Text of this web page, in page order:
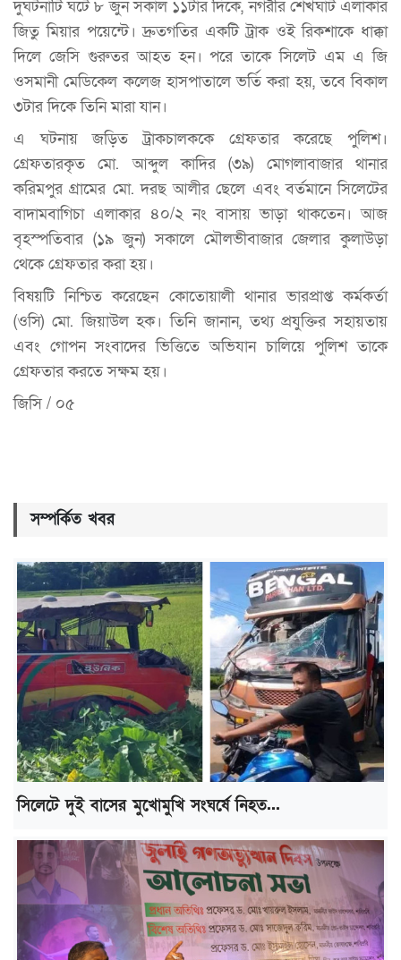
দুর্ঘটনাটি ঘটে ৮ জুন সকাল ১১টার দিকে, নগরীর শেখঘাট এলাকার
জিতু মিয়ার পয়েন্টে। দ্রুতগতির একটি ট্রাক ওই রিকশাকে ধাক্কা
দিলে জেসি গুরুতর আহত হন। পরে তাকে সিলেট এম এ জি
ওসমানী মেডিকেল কলেজ হাসপাতালে ভর্তি করা হয়, তবে বিকাল
৩টার দিকে তিনি মারা যান।
এ ঘটনায় জড়িত ট্রাকচালককে গ্রেফতার করেছে পুলিশ।
গ্রেফতারকৃত মো. আব্দুল কাদির (৩৯) মোগলাবাজার থানার
করিমপুর গ্রামের মো. দরছ আলীর ছেলে এবং বর্তমানে সিলেটের
বাদামবাগিচা এলাকার ৪০/২ নং বাসায় ভাড়া থাকতেন। আজ
বৃহস্পতিবার (১৯ জুন) সকালে মৌলভীবাজার জেলার কুলাউড়া
থেকে গ্রেফতার করা হয়।
বিষয়টি নিশ্চিত করেছেন কোতোয়ালী থানার ভারপ্রাপ্ত কর্মকর্তা
(ওসি) মো. জিয়াউল হক। তিনি জানান, তথ্য প্রযুক্তির সহায়তায়
এবং গোপন সংবাদের ভিত্তিতে অভিযান চালিয়ে পুলিশ তাকে
গ্রেফতার করতে সক্ষম হয়।
জিসি / ০৫
সম্পর্কিত খবর
সিলেটে দুই বাসের মুখোমুখি সংঘর্ষে নিহত...